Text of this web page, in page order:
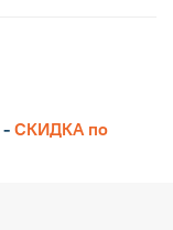
- СКИДКА по